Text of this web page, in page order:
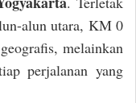
alun utara, KM 0
melainkan
perjalanan yang